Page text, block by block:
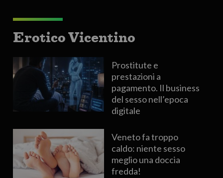
Erotico Vicentino
Prostitute e
prestazioni a
pagamento. Il business
del sesso nell’epoca
digitale
Veneto fa troppo
caldo: niente sesso
meglio una doccia
fredda!